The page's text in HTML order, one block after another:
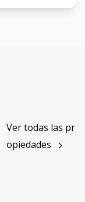
Ver todas las pr
opiedades